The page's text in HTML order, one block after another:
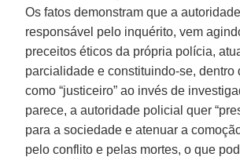
Os fatos demonstram que a
responsável pelo inquérito, vem
preceitos éticos da própria polícia,
parcialidade e constituindo-se, dentro
como “justiceiro” ao invés de
parece, a autoridade policial quer
para a sociedade e atenuar a
pelo conflito e pelas mortes, o que